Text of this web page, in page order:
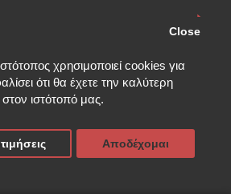
χρησιμοποιεί cookies για
ότι θα έχετε την καλύτερη
στον ιστότοπό μας.
Close
Αποδέχομαι